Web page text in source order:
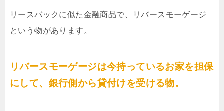
リースバックに似た金融商品で、リバースモーゲージ
という物があります。
リバースモーゲージは今持っているお家を担保
にして、銀行側から貸付けを受ける物。